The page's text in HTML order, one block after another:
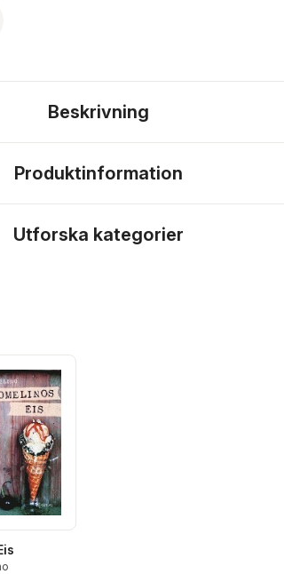
Beskrivning
Produktinformation
Utforska kategorier